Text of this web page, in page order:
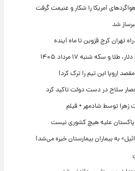
آمریکا را شکار و غنیمت گرفت
شد
تهران کرج قزوین تا ماه آینده
سکه شنبه ۱۷ مرداد ۱۴۰۵
اروپا این تیم را ترک کرد!
سلاح در دست دولت تاکید کرد
توسط شادمهر + فیلم
پاکستان علیه هیچ کشوری نیست
به بیماران بیمارستان خیره می‌شد!